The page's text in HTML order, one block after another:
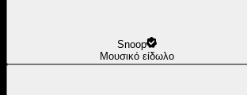
Snoop
Μουσικό είδωλο